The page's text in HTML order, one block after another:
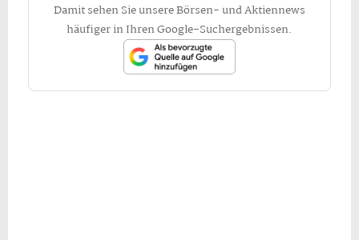
Damit sehen Sie unsere Börsen- und Aktiennews
häufiger in Ihren Google-Suchergebnissen.